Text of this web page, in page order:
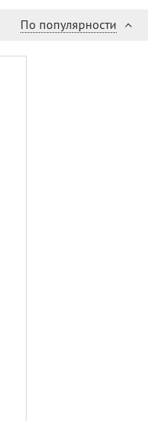
По популярности